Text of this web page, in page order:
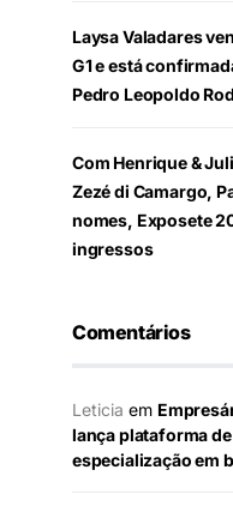
Laysa Valadares
G1 e está
Pedro Leopoldo
Com Henrique &
Zezé di Camargo,
nomes, Exposete
ingressos
Comentários
Leticia em
lança plataforma
especialização em